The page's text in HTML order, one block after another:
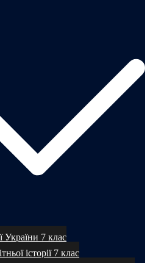
України 7 клас
історії 7 клас